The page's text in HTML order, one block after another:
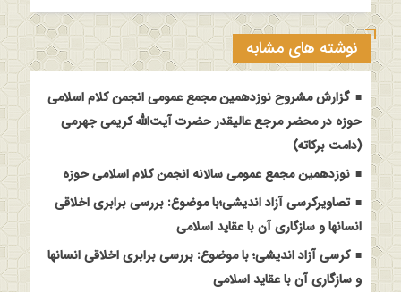
نوشته های مشابه
گزارش مشروح نوزدهمین مجمع عمومی انجمن کلام اسلامی
حوزه در محضر مرجع عالیقدر حضرت آیت‌الله کریمی جهرمی
(دامت برکاته)
نوزدهمین مجمع عمومی سالانه انجمن کلام اسلامی حوزه
تصاویرکرسی آزاد اندیشی؛با موضوع: بررسی برابری اخلاقی
انسانها و سازگاری آن با عقاید اسلامی
کرسی آزاد اندیشی؛ با موضوع: بررسی برابری اخلاقی انسانها
و سازگاری آن با عقاید اسلامی